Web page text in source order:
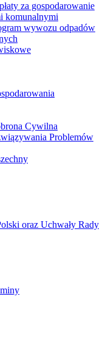
za gospodarowanie
komunalnymi
wywozu odpadów
Cywilna
Problemów
oraz Uchwały Rady